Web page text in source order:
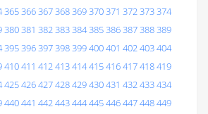
365366367368369370371 372373374
380381 382383384385386387388389
395396397398399400401 402403404
410411 412413414415416417418419
425426427428429430431 432433434
440441 442443444445446447448449